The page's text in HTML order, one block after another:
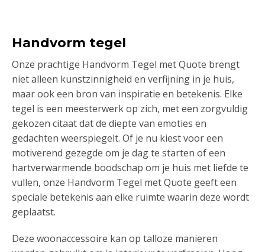
Handvorm tegel
Onze prachtige Handvorm Tegel met Quote brengt
niet alleen kunstzinnigheid en verfijning in je huis,
maar ook een bron van inspiratie en betekenis. Elke
tegel is een meesterwerk op zich, met een zorgvuldig
gekozen citaat dat de diepte van emoties en
gedachten weerspiegelt. Of je nu kiest voor een
motiverend gezegde om je dag te starten of een
hartverwarmende boodschap om je huis met liefde te
vullen, onze Handvorm Tegel met Quote geeft een
speciale betekenis aan elke ruimte waarin deze wordt
geplaatst.
Deze woonaccessoire kan op talloze manieren